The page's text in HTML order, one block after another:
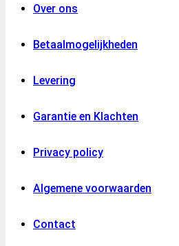
Over ons
Betaalmogelijkheden
Levering
Garantie en Klachten
Privacy policy
Algemene voorwaarden
Contact